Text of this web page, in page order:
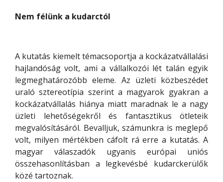
Nem félünk a kudarctól
A kutatás kiemelt témacsoportja a kockázatvállalási
hajlandóság volt, ami a vállalkozói lét talán egyik
legmeghatározóbb eleme. Az üzleti közbeszédet
uraló sztereotípia szerint a magyarok gyakran a
kockázatvállalás hiánya miatt maradnak le a nagy
üzleti lehetőségekről és fantasztikus ötleteik
megvalósításáról. Bevalljuk, számunkra is meglepő
volt, milyen mértékben cáfolt rá erre a kutatás. A
magyar válaszadók ugyanis európai uniós
összehasonlításban a legkevésbé kudarckerülők
közé tartoznak.